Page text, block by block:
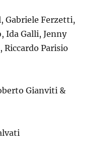
Gabriele Ferzetti,
Ida Galli, Jenny
Riccardo Parisio
Gianviti &